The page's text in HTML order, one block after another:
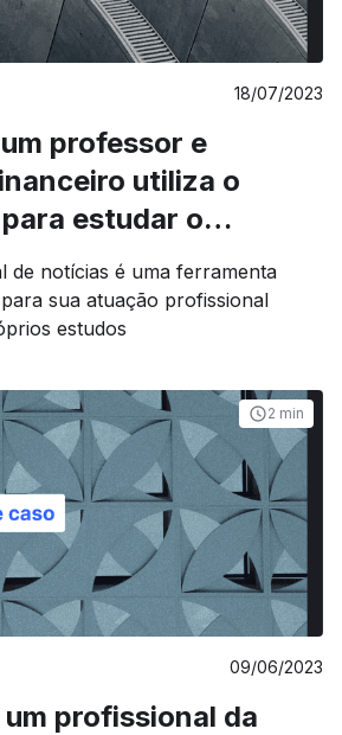
18/07/2023
professor e
utiliza o
estudar o
de notícias é uma ferramenta
sua atuação profissional
estudos
2 min
09/06/2023
profissional da